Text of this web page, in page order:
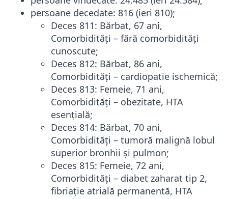
persoane decedate: 816 (ieri 810);
Deces 811: Bărbat, 67 ani,
Comorbidități – fără comorbidități
cunoscute;
Deces 812: Bărbat, 86 ani,
Comorbidități – cardiopatie ischemică;
Deces 813: Femeie, 71 ani,
Comorbidități – obezitate, HTA
esențială;
Deces 814: Bărbat, 70 ani,
Comorbidități – tumoră malignă lobul
superior bronhii și pulmon;
Deces 815: Femeie, 72 ani,
Comorbidități – diabet zaharat tip 2,
fibriație atrială permanentă, HTA